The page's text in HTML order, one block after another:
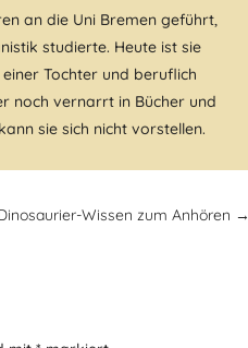
an die Uni Bremen geführt,
studierte. Heute ist sie
Tochter und beruflich
noch vernarrt in Bücher und
sie sich nicht vorstellen.
Wissen zum Anhören →